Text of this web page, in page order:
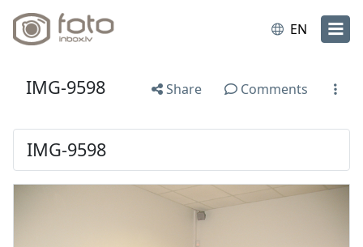
EN
IMG-9598 Share Comments
IMG-9598